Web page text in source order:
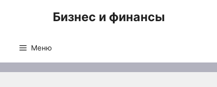
Бизнес и финансы
Меню